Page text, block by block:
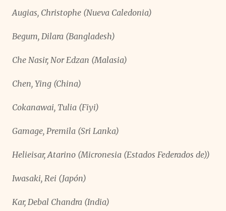
Augias, Christophe (Nueva Caledonia)
Begum, Dilara (Bangladesh)
Che Nasir, Nor Edzan (Malasia)
Chen, Ying (China)
Cokanawai, Tulia (Fiyi)
Gamage, Premila (Sri Lanka)
Helieisar, Atarino (Micronesia (Estados Federados de))
Iwasaki, Rei (Japón)
Kar, Debal Chandra (India)